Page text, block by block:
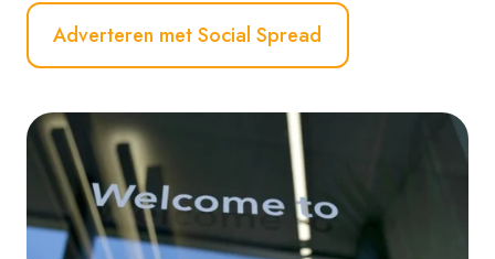
Adverteren met Social Spread